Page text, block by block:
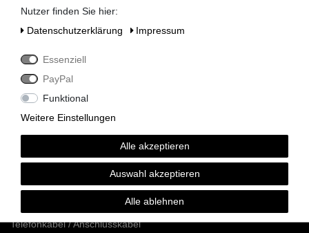
Siemens HiPath 3300 / 3500
Siemens HiPath 3800
Siemens HiPath Systemverkabelung
Siemens HiPath Dect Sender
Siemens HiPath MMC Karten
Siemens Optipoint 500 / Optiset Systemtelefone
Siemens Optipoint 500 Telefone
Siemens Optipoint 500 Zubehör & Ersatzteile
Siemens Optipoint 500 Adapter
Siemens Optipoint 500 Ersatzdisplays
Siemens Optiset E Telefone & Zubehör
Telefonkabel / Anschlusskabel
Nutzer finden Sie hier:
Daten­schutz­erklärung
Impressum
Essenziell
PayPal
Funktional
Weitere Einstellungen
Alle akzeptieren
Auswahl akzeptieren
Alle ablehnen